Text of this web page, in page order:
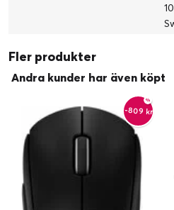
Kom igång med kraftfulla Rapid
uppslukande LIGHTSYNC
Fler produkter
Andra kunder har även köpt
-809 kr